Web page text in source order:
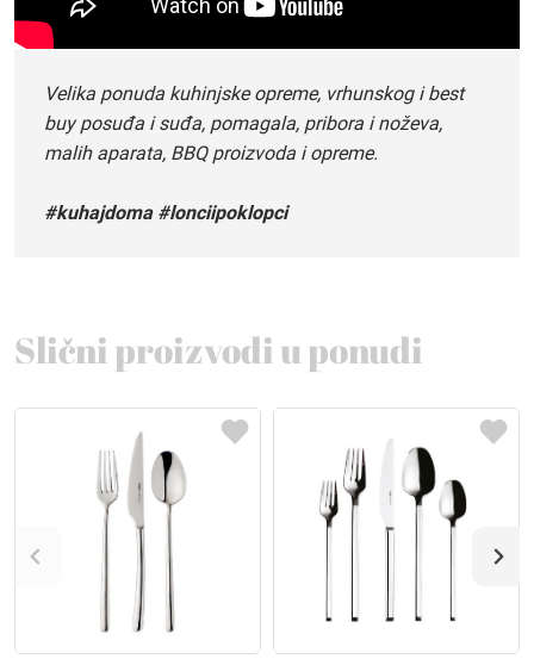
Velika ponuda kuhinjske opreme, vrhunskog i best
buy posuđa i suđa, pomagala, pribora i noževa,
malih aparata, BBQ proizvoda i opreme.
#kuhajdoma #lonciipoklopci
Slični proizvodi u ponudi